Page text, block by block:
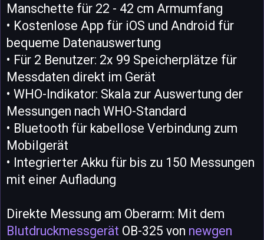
Manschette für 22 - 42 cm Armumfang
• Kostenlose App für iOS und Android für
bequeme Datenauswertung
• Für 2 Benutzer: 2x 99 Speicherplätze für
Messdaten direkt im Gerät
• WHO-Indikator: Skala zur Auswertung der
Messungen nach WHO-Standard
• Bluetooth für kabellose Verbindung zum
Mobilgerät
• Integrierter Akku für bis zu 150 Messungen
mit einer Aufladung
Direkte Messung am Oberarm: Mit dem
Blutdruckmessgerät OB-325 von newgen